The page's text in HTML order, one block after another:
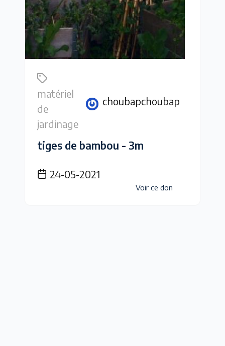
matériel
de
jardinage
choubapchoubap
tiges de bambou - 3m
24-05-2021
Voir ce don